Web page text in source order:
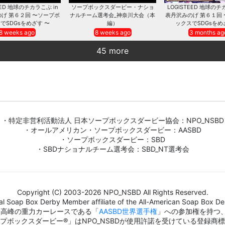
地球のチカラこぶ in
第６２回 〜ソープボ
SDGsをめざす 〜
weeks ago
ソープボックスダービー・ナショ
ナルチーム選考会_神奈川大会（本
編）
8 weeks ago
LOGISTEED 地球のチ
表丹沢みのげ 第６１回
ックスでSDGsをめ
3 months
45 more
・特定非営利活動法人 日本ソープボックスダービー協会：NPO_NSBD
・オールアメリカン・ソープボックスダービー：AASBD
・ソープボックスダービー：SBD
・SBDナショナルチーム選考会：SBD_NT選考会
Copyright (C) 2003-2026 NPO_NSBD All Rights Reserved.
Soap Box Derby Member affiliate of the All-American Soap Box
峰の重力カーレースである「AASBD世界選手権」への参加権を持つ
ボックスダービー®」はNPO_NSBDが使用許諾を受けている登録商